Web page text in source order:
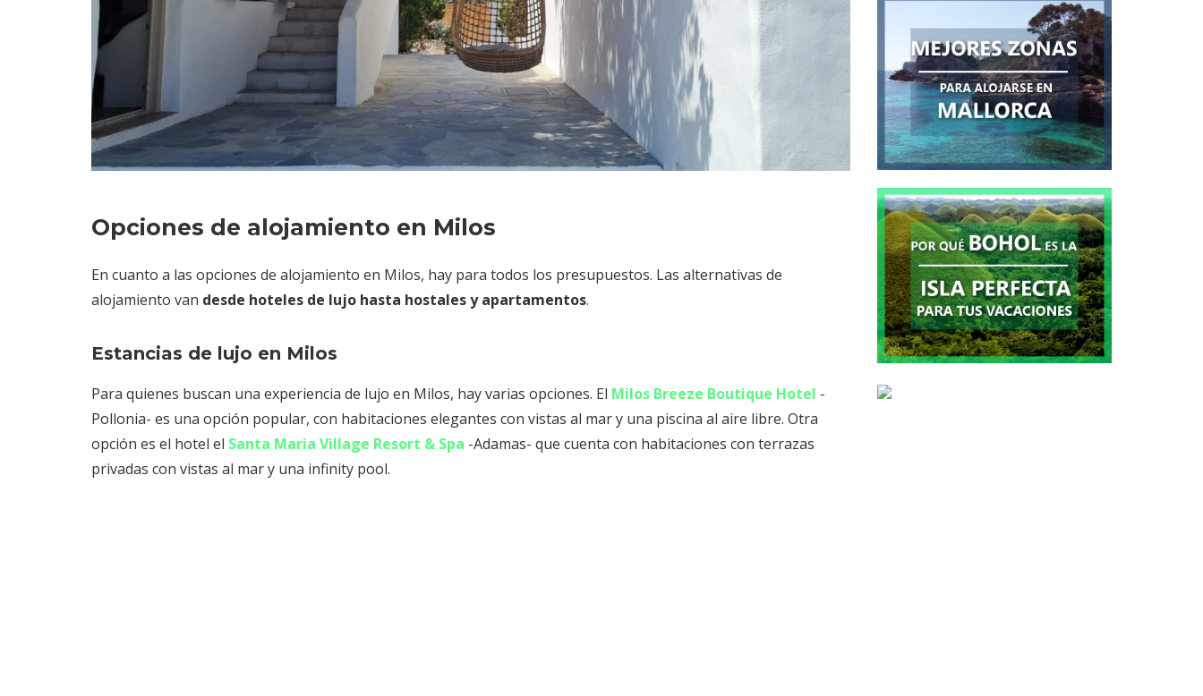
Opciones de alojamiento en Milos
En cuanto a las opciones de alojamiento en Milos, hay para todos los presupuestos. Las alternativas de
alojamiento van desde hoteles de lujo hasta hostales y apartamentos.
Estancias de lujo en Milos
Para quienes buscan una experiencia de lujo en Milos, hay varias opciones. El Milos Breeze Boutique Hotel -
Pollonia- es una opción popular, con habitaciones elegantes con vistas al mar y una piscina al aire libre. Otra
opción es el hotel el Santa Maria Village Resort & Spa -Adamas- que cuenta con habitaciones con terrazas
privadas con vistas al mar y una infinity pool.